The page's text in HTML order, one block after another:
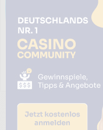
Das dargestellte Bild
übernimmt keinerlei
jedoch bei